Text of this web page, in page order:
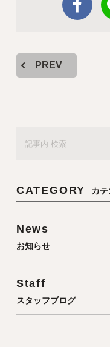
PREV
CATEGORY カ
News
お知らせ
Staff
スタッフブログ